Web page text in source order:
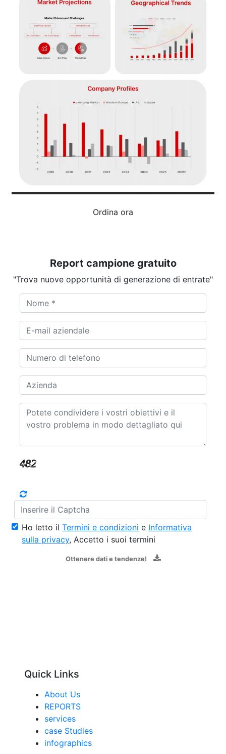
Ordina ora
Report campione gratuito
"Trova nuove opportunità di generazione di entrate"
Ho letto il Termini e condizioni e Informativa
sulla privacy, Accetto i suoi termini
Ottenere dati e tendenze!
Quick Links
About Us
REPORTS
services
case Studies
infographics